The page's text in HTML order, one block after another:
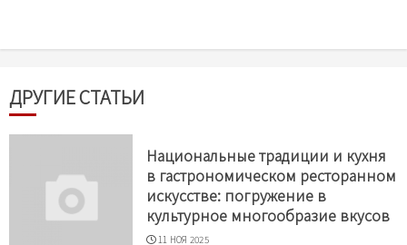
ДРУГИЕ СТАТЬИ
Национальные традиции и кухня
в гастрономическом ресторанном
искусстве: погружение в
культурное многообразие вкусов
11 НОЯ 2025